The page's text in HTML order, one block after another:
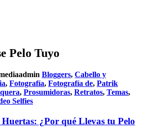
Pelo Tuyo
Bloggers, Cabello y
, Fotografía, Fotografía de, Patrik
, Prosumidoras, Retratos, Temas,
Selfies
¿Por qué Llevas tu Pelo